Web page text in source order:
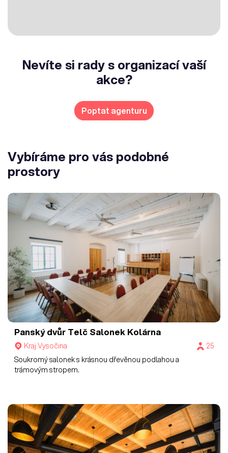
Nevíte si rady s organizací vaší
akce?
Poptat agenturu
Vybíráme pro vás podobné
prostory
Panský dvůr Telč Salonek Kolárna
Kraj Vysočina
25
Soukromý salonek s krásnou dřevěnou podlahou a
trámovým stropem.